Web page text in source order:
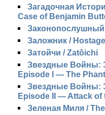
Загадочная
Case of Benjamin
Законопослушный
Заложник / Hostage
Затойчи / Zatôichi
Звездные Войны:
Episode I — The
Звездные Войны:
Episode II — Attack of
Зеленая Миля /